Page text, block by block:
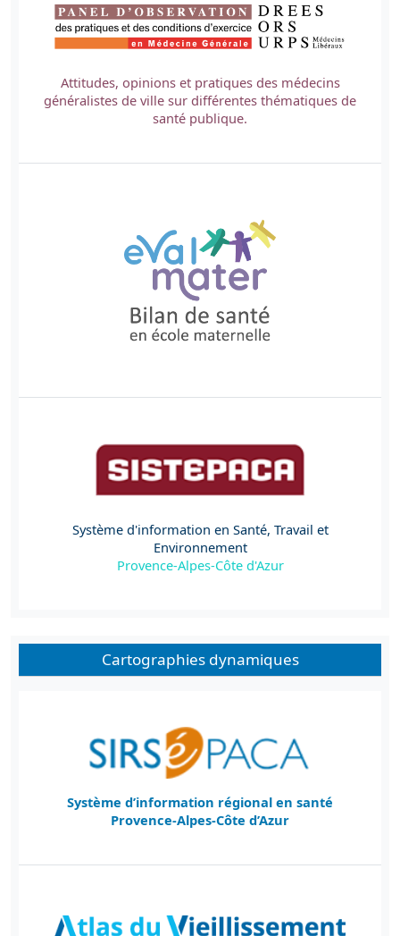
Attitudes, opinions et pratiques des médecins
généralistes de ville sur différentes thématiques de
santé publique.
Système d'information en Santé, Travail et
Environnement
Provence-Alpes-Côte d'Azur
Cartographies dynamiques
Système d’information régional en santé
Provence-Alpes-Côte d’Azur